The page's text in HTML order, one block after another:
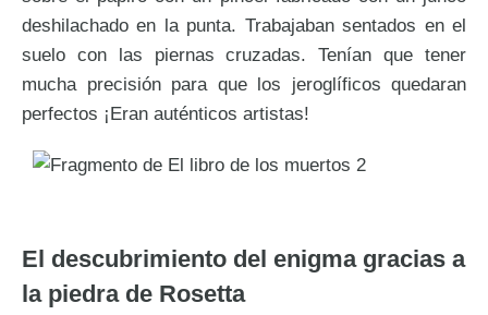
deshilachado en la punta. Trabajaban sentados en el
suelo con las piernas cruzadas. Tenían que tener
mucha precisión para que los jeroglíficos quedaran
perfectos ¡Eran auténticos artistas!
El descubrimiento del enigma gracias a
la piedra de Rosetta